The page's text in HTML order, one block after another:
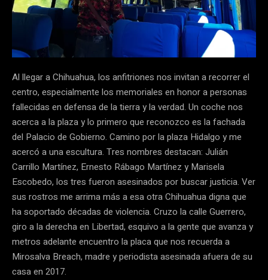
Al llegar a Chihuahua, los anfitriones nos invitan a recorrer el
centro, especialmente los memoriales en honor a personas
fallecidas en defensa de la tierra y la verdad. Un coche nos
acerca a la plaza y lo primero que reconozco es la fachada
del Palacio de Gobierno. Camino por la plaza Hidalgo y me
acercó a una escultura. Tres nombres destacan: Julián
Carrillo Martínez, Ernesto Rábago Martínez y Marisela
Escobedo, los tres fueron asesinados por buscar justicia. Ver
sus rostros me arrima más a esa otra Chihuahua digna que
ha soportado décadas de violencia. Cruzo la calle Guerrero,
giro a la derecha en Libertad, esquivo a la gente que avanza y
metros adelante encuentro la placa que nos recuerda a
Mirosalva Breach, madre y periodista asesinada afuera de su
casa en 2017.